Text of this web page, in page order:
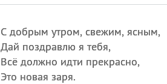
С добрым утром, свежим, ясным,
Дай поздравлю я тебя,
Всё должно идти прекрасно,
Это новая заря.